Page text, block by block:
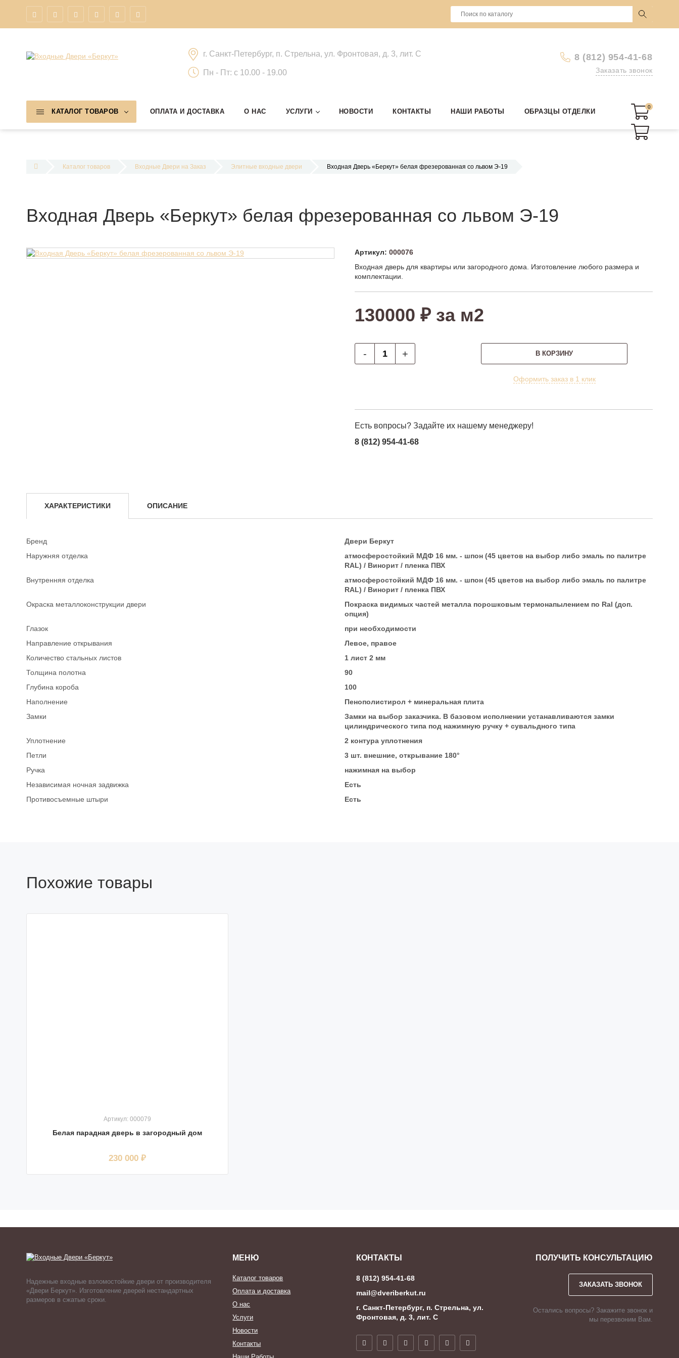
8 (812) 954-41-68
Заказать звонок
г. Санкт-Петербург, п. Стрельна, ул. Фронтовая, д. 3, лит. С
Пн - Пт: c 10.00 - 19.00
КАТАЛОГ ТОВАРОВ ОПЛАТА И ДОСТАВКА О НАС УСЛУГИ НОВОСТИ КОНТАКТЫ НАШИ РАБОТЫ ОБРАЗЦЫ ОТДЕЛКИ
0
0
Каталог товаров Входные Двери на Заказ Элитные входные двери Входная Дверь «Беркут» белая фрезерованная со львом Э-19
Входная Дверь «Беркут» белая фрезерованная со львом Э-19
Артикул: 000076
Входная дверь для квартиры или загородного дома. Изготовление любого размера и
комплектации.
130000 ₽ за м2
- + В КОРЗИНУ
Оформить заказ в 1 клик
Есть вопросы? Задайте их нашему менеджеру!
8 (812) 954-41-68
ХАРАКТЕРИСТИКИ ОПИСАНИЕ
Бренд
Двери Беркут
Наружняя отделка
атмосферостойкий МДФ 16 мм. - шпон (45 цветов на выбор либо эмаль по палитре
RAL) / Винорит / пленка ПВХ
Внутренняя отделка
атмосферостойкий МДФ 16 мм. - шпон (45 цветов на выбор либо эмаль по палитре
RAL) / Винорит / пленка ПВХ
Окраска металлоконструкции двери
Покраска видимых частей металла порошковым термонапылением по Ral (доп.
опция)
Глазок
при необходимости
Направление открывания
Левое, правое
Количество стальных листов
1 лист 2 мм
Толщина полотна
90
Глубина короба
100
Наполнение
Пенополистирол + минеральная плита
Замки
Замки на выбор заказчика. В базовом исполнении устанавливаются замки
цилиндрического типа под нажимную ручку + сувальдного типа
Уплотнение
2 контура уплотнения
Петли
3 шт. внешние, открывание 180°
Ручка
нажимная на выбор
Независимая ночная задвижка
Есть
Противосъемные штыри
Есть
Похожие товары
Артикул: 000079
Белая парадная дверь в загородный дом
230 000 ₽
Надежные входные взломостойкие двери от производителя
«Двери Беркут». Изготовление дверей нестандартных
размеров в сжатые сроки.
МЕНЮ
Каталог товаров
Оплата и доставка
О нас
Услуги
Новости
Контакты
КОНТАКТЫ
8 (812) 954-41-68
mail@dveriberkut.ru
г. Санкт-Петербург, п. Стрельна, ул.
Фронтовая, д. 3, лит. С
ПОЛУЧИТЬ КОНСУЛЬТАЦИЮ
ЗАКАЗАТЬ ЗВОНОК
Остались вопросы? Закажите звонок и
мы перезвоним Вам.